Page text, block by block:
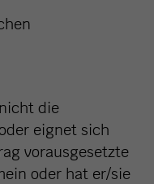
die
eignet sich
vorausgesetzte
oder hat er/sie